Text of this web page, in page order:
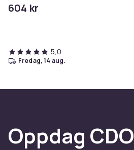
604 kr
5,0
fredag, 14 aug.
Oppdag